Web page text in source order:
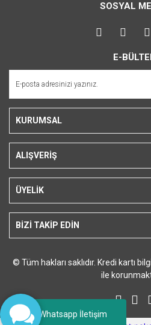
Whatsapp İletişim
Görüş ve önerileriniz için teşekkür
Ürün açıklamasında eksik bilgiler
Bu ürüne benzer farklı alternatifler
SOSYAL
E-
KURUMSAL
ALIŞVERİŞ
ÜYELİK
BİZİ TAKİP EDİN
© Tüm hakları saklıdır. Kredi kartı
ile